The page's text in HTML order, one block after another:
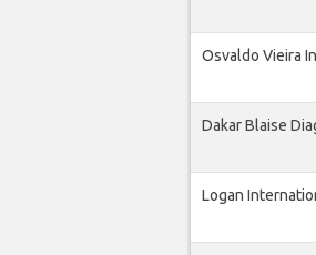
Osvaldo Vieira
Dakar Blaise
Logan